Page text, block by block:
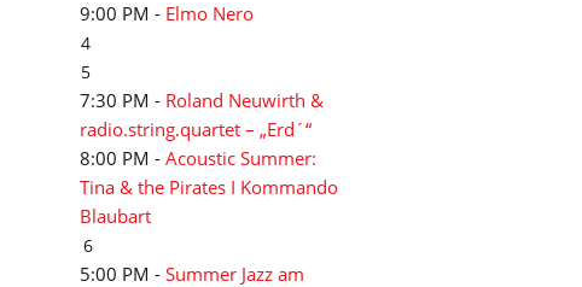
9:00 PM - Elmo Nero
4
5
7:30 PM - Roland Neuwirth &
radio.string.quartet – „Erd´“
8:00 PM - Acoustic Summer:
Tina & the Pirates I Kommando
Blaubart
6
5:00 PM - Summer Jazz am